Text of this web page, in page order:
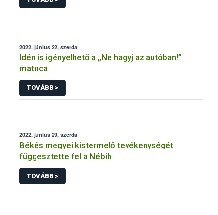
2022. június 22, szerda
Idén is igényelhető a „Ne hagyj az autóban!”
matrica
TOVÁBB >
2022. június 29, szerda
Békés megyei kistermelő tevékenységét
függesztette fel a Nébih
TOVÁBB >